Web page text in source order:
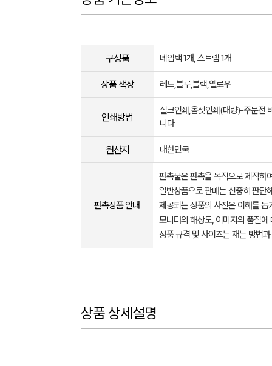
구성품 네임택 1개, 스트랩 1개
상품 색상 레드,블루,블랙,옐로우
인쇄방법
실크인쇄,옵셋인쇄(대량)-주문전
니다
원산지 대한민국
판촉상품 안내
판촉물은 판촉을 목적으로 제작하
일반상품으로 판매는 신중히 판단
제공되는 상품의 사진은 이해를
모니터의 해상도, 이미지의 품질
상품 규격 및 사이즈는 재는 방법
상품 상세설명